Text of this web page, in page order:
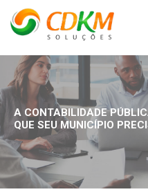
A CONTABILIDADE
QUE SEU MUNICÍPIO